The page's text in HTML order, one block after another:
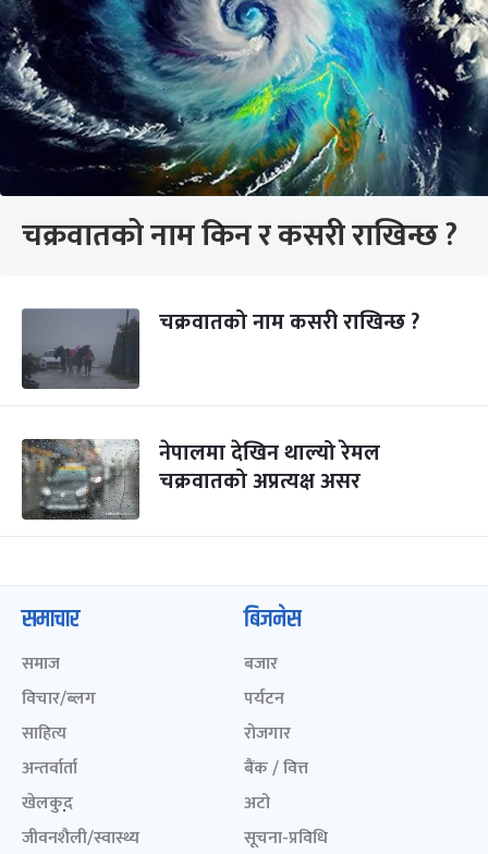
चक्रवातको नाम किन र कसरी राखिन्छ ?
चक्रवातको नाम कसरी राखिन्छ ?
नेपालमा देखिन थाल्यो रेमल
चक्रवातको अप्रत्यक्ष असर
समाचार
समाज
विचार/ब्लग
साहित्य
अन्तर्वार्ता
खेलकुद़़
जीवनशैली/स्वास्थ्य
बिजनेस
बजार
पर्यटन
रोजगार
बैंक / वित्त
अटो
सूचना-प्रविधि